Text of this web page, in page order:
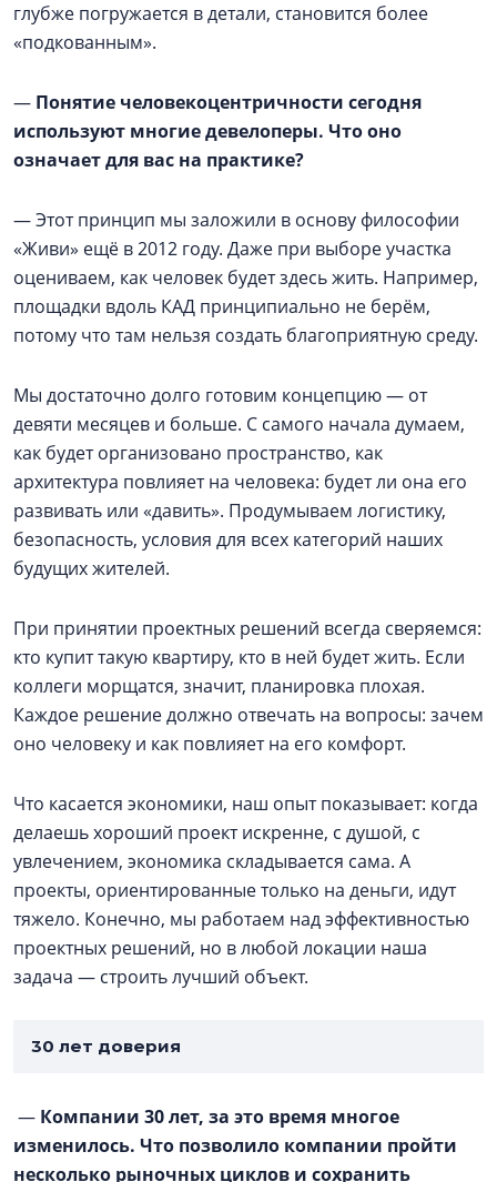
глубже погружается в детали, становится более
«подкованным».
— Понятие человекоцентричности сегодня
используют многие девелоперы. Что оно
означает для вас на практике?
— Этот принцип мы заложили в основу философии
«Живи» ещё в 2012 году. Даже при выборе участка
оцениваем, как человек будет здесь жить. Например,
площадки вдоль КАД принципиально не берём,
потому что там нельзя создать благоприятную среду.
Мы достаточно долго готовим концепцию — от
девяти месяцев и больше. С самого начала думаем,
как будет организовано пространство, как
архитектура повлияет на человека: будет ли она его
развивать или «давить». Продумываем логистику,
безопасность, условия для всех категорий наших
будущих жителей.
При принятии проектных решений всегда сверяемся:
кто купит такую квартиру, кто в ней будет жить. Если
коллеги морщатся, значит, планировка плохая.
Каждое решение должно отвечать на вопросы: зачем
оно человеку и как повлияет на его комфорт.
Что касается экономики, наш опыт показывает: когда
делаешь хороший проект искренне, с душой, с
увлечением, экономика складывается сама. А
проекты, ориентированные только на деньги, идут
тяжело. Конечно, мы работаем над эффективностью
проектных решений, но в любой локации наша
задача — строить лучший объект.
30 лет доверия
— Компании 30 лет, за это время многое
изменилось. Что позволило компании пройти
несколько рыночных циклов и сохранить